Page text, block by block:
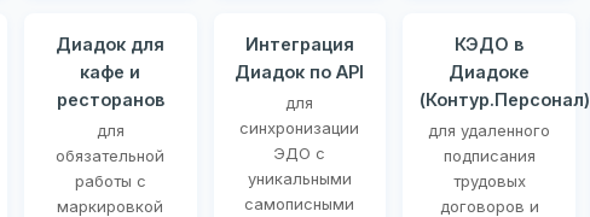
Диадок для
кафе и
ресторанов
для
обязательной
работы с
маркировкой
Интеграция
Диадок по API
для
синхронизации
ЭДО с
уникальными
самописными
КЭДО в
Диадоке
(Контур.Персонал)
для удаленного
подписания
трудовых
договоров и